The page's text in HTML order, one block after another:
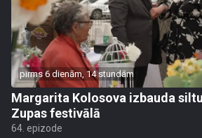
pirms 6 dienām, 14 stundām
Margarita Kolosova izbauda
Zupas festivālā
64. epizode